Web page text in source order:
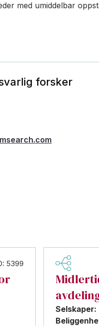
med umiddelbar
forsker
5399
Selskaper: